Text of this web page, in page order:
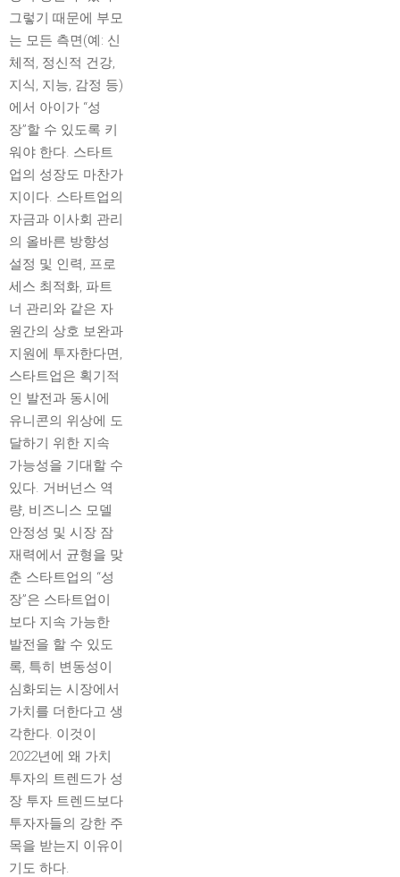
그렇기 때문에 부모
는 모든 측면(예: 신
체적, 정신적 건강,
지식, 지능, 감정 등)
에서 아이가 “성
장”할 수 있도록 키
워야 한다. 스타트
업의 성장도 마찬가
지이다. 스타트업의
자금과 이사회 관리
의 올바른 방향성
설정 및 인력, 프로
세스 최적화, 파트
너 관리와 같은 자
원간의 상호 보완과
지원에 투자한다면,
스타트업은 획기적
인 발전과 동시에
유니콘의 위상에 도
달하기 위한 지속
가능성을 기대할 수
있다. 거버넌스 역
량, 비즈니스 모델
안정성 및 시장 잠
재력에서 균형을 맞
춘 스타트업의 “성
장”은 스타트업이
보다 지속 가능한
발전을 할 수 있도
록, 특히 변동성이
심화되는 시장에서
가치를 더한다고 생
각한다. 이것이
2022년에 왜 가치
투자의 트렌드가 성
장 투자 트렌드보다
투자자들의 강한 주
목을 받는지 이유이
기도 하다.